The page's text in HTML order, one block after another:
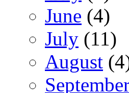
June (4)
July (11)
August